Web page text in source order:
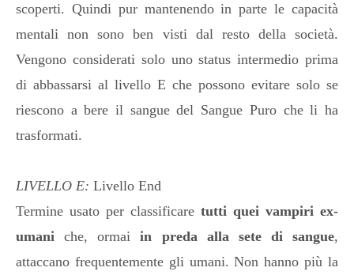
scoperti. Quindi pur mantenendo in parte le capacità
mentali non sono ben visti dal resto della società.
Vengono considerati solo uno status intermedio prima
di abbassarsi al livello E che possono evitare solo se
riescono a bere il sangue del Sangue Puro che li ha
trasformati.
LIVELLO E: Livello End
Termine usato per classificare tutti quei vampiri ex-
umaniche, ormaiin preda alla sete di sangue,
attaccano frequentemente gli umani. Non hanno più la